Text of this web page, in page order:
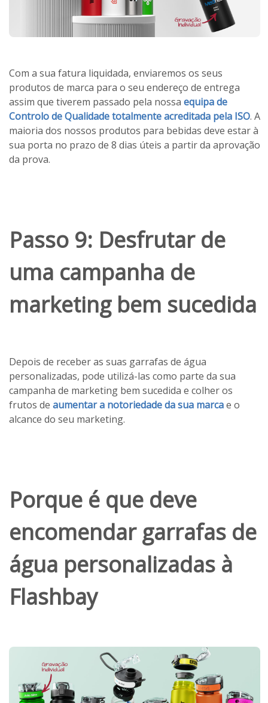
Com a sua fatura liquidada, enviaremos os seus
produtos de marca para o seu endereço de entrega
assim que tiverem passado pela nossa equipa de
Controlo de Qualidade totalmente acreditada pela ISO. A
maioria dos nossos produtos para bebidas deve estar à
sua porta no prazo de 8 dias úteis a partir da aprovação
da prova.
Passo 9: Desfrutar de
uma campanha de
marketing bem sucedida
Depois de receber as suas garrafas de água
personalizadas, pode utilizá-las como parte da sua
campanha de marketing bem sucedida e colher os
frutos de aumentar a notoriedade da sua marcae o
alcance do seu marketing.
Porque é que deve
encomendar garrafas de
água personalizadas à
Flashbay